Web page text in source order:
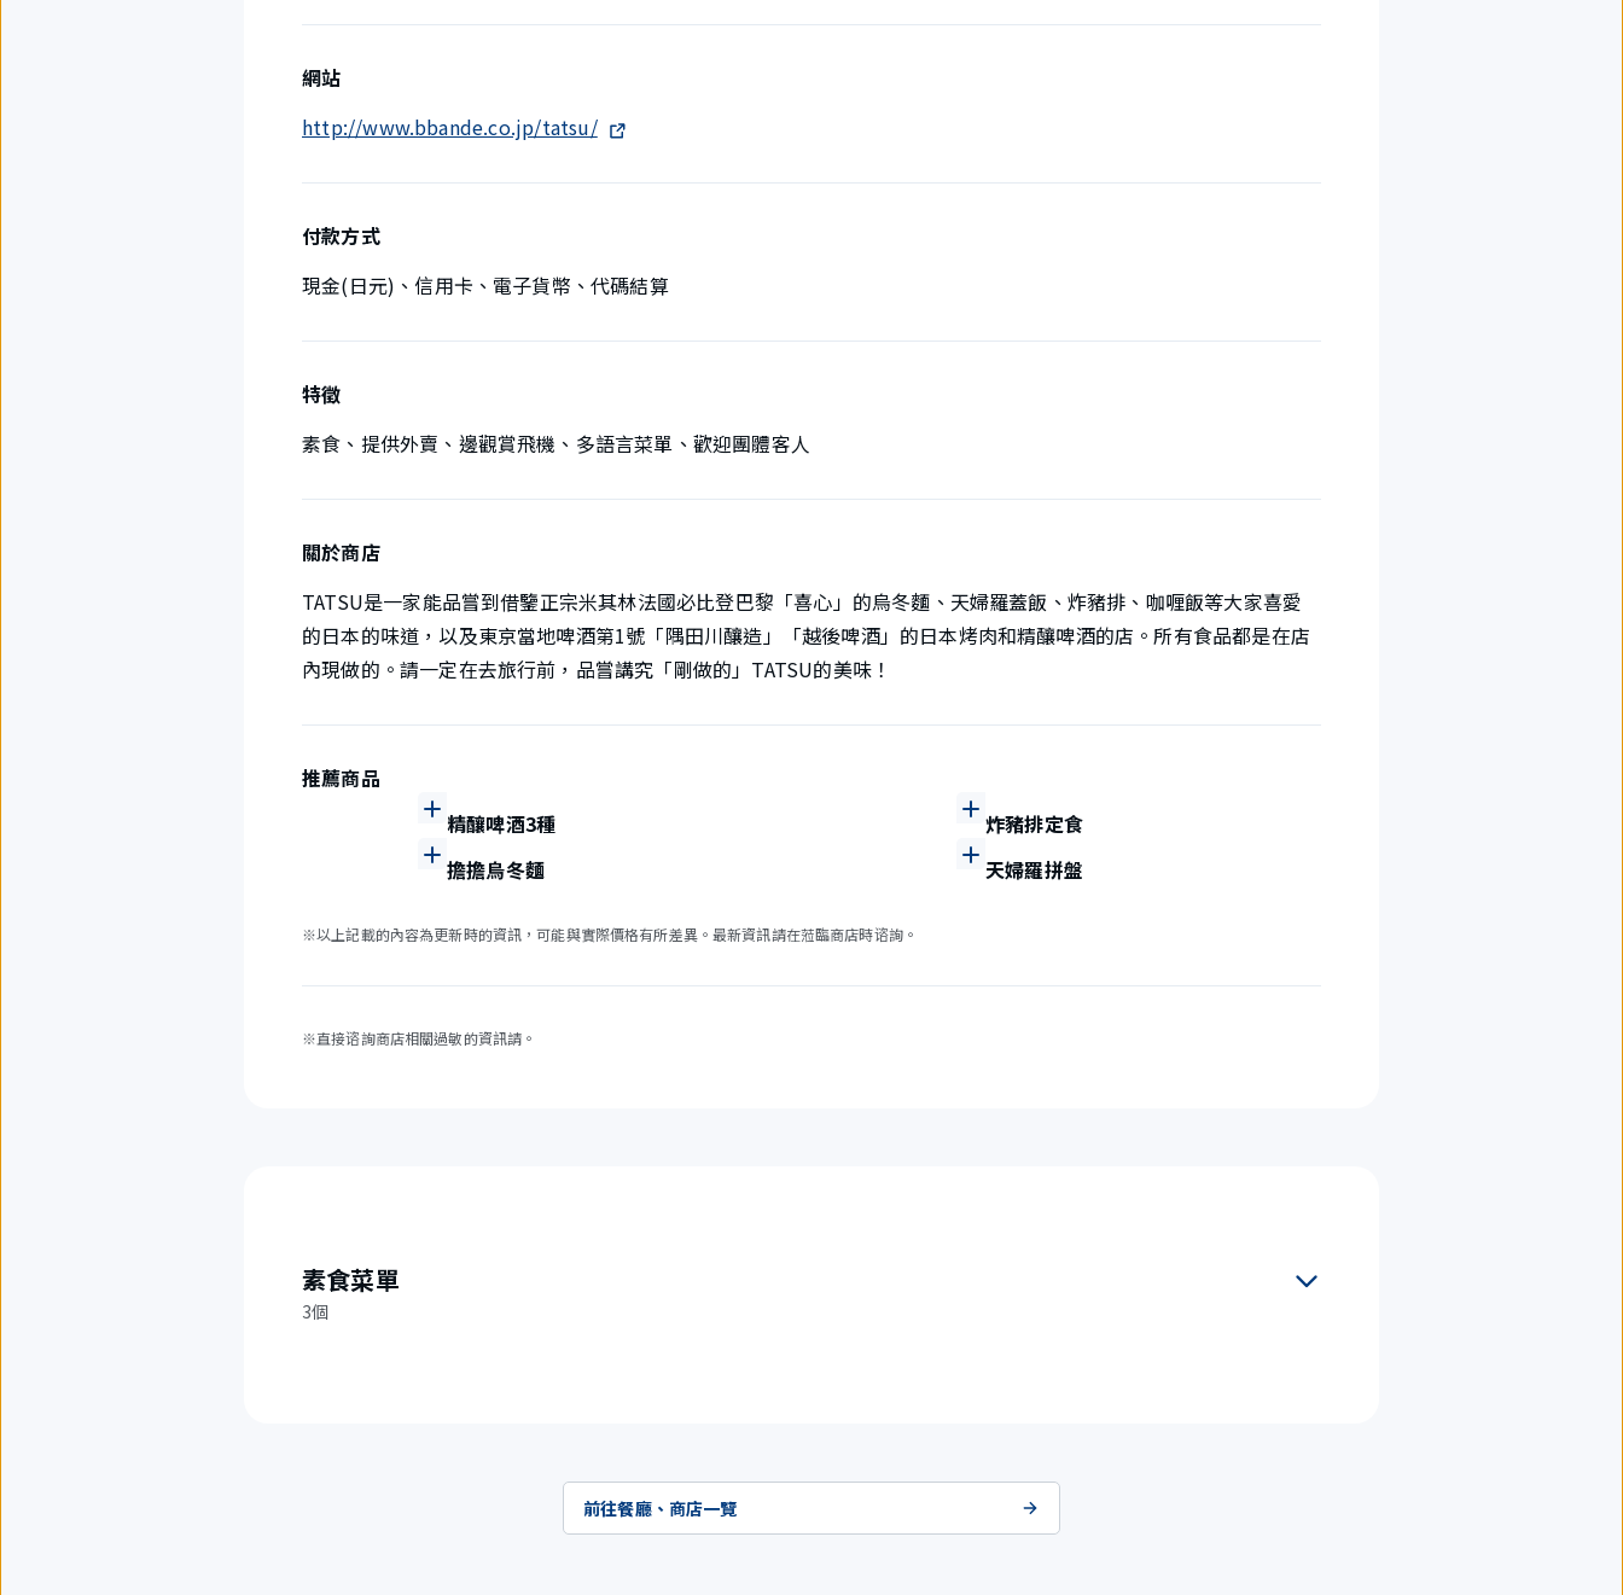
網站
http://www.bbande.co.jp/tatsu/
付款方式
現金(日元)、信用卡、電子貨幣、代碼結算
特徵
素食、提供外賣、邊觀賞飛機、多語言菜單、歡迎團體客人
關於商店
TATSU是一家能品嘗到借鑒正宗米其林法國必比登巴黎「喜心」的烏冬麵、天婦羅蓋飯、炸豬排、咖喱飯等大家喜愛
的日本的味道，以及東京當地啤酒第1號「隅田川釀造」「越後啤酒」的日本烤肉和精釀啤酒的店。所有食品都是在店
內現做的。請一定在去旅行前，品嘗講究「剛做的」TATSU的美味！
推薦商品
精釀啤酒3種
炸豬排定食
擔擔烏冬麵
天婦羅拼盤
※以上記載的內容為更新時的資訊，可能與實際價格有所差異。最新資訊請在蒞臨商店時谘詢。
※直接谘詢商店相關過敏的資訊請。
素食菜單
3個
前往餐廳、商店一覽